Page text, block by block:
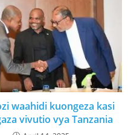
waahidi kuongeza kasi
vivutio vya Tanzania